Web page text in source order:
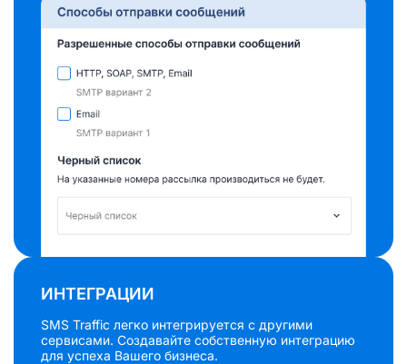
ИНТЕГРАЦИИ
SMS Traffic легко интегрируется с другими
сервисами. Создавайте собственную интеграцию
для успеха Вашего бизнеса.